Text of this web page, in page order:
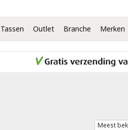
Tassen Outlet Branche Merken
Meest